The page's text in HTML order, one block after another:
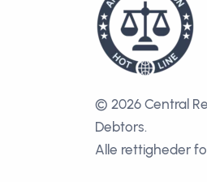
© 2026 Central
Debtors.
Alle rettigheder